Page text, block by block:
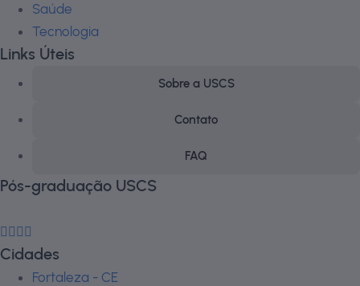
Saúde
Tecnologia
Links Úteis
Sobre a USCS
Contato
FAQ
Pós-graduação USCS
Cidades
Fortaleza - CE